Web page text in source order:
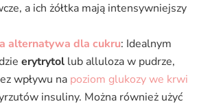
a ich żółtka mają intensywniejszy
alternatywa dla cukru: Idealnym
erytrytol lub alluloza w pudrze,
wpływu na poziom glukozy we krwi
insuliny. Można również użyć